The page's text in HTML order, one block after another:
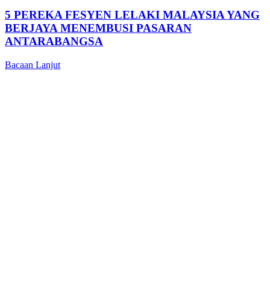
5 PEREKA FESYEN LELAKI MALAYSIA YANG
BERJAYA MENEMBUSI PASARAN
ANTARABANGSA
Bacaan Lanjut